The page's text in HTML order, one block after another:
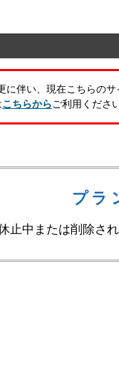
伴い、現在こちらの
こちらからご利用くださ
プラ
止中または削除さ